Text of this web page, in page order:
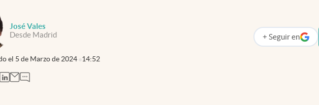
José Vales
Desde Madrid
el 5 de Marzo de 2024 14:52
+ Seguir en
abre en nueva
nueva pestaña
en nueva pestaña
en nueva pestaña
abre en nueva pestaña